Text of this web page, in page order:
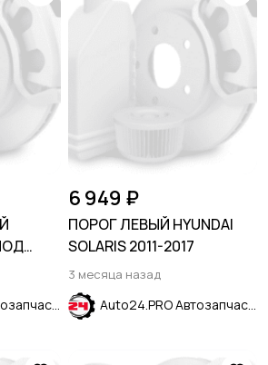
Auto24.PRO Автозапчасти
6 949 ₽
ПОРОГ ЛЕВЫЙ HYUNDAI
SOLARIS 2011-2017
3 месяца назад
Auto24.PRO Автозапчасти